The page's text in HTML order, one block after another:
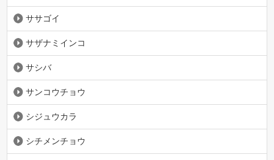
ササゴイ
サザナミインコ
サシバ
サンコウチョウ
シジュウカラ
シチメンチョウ